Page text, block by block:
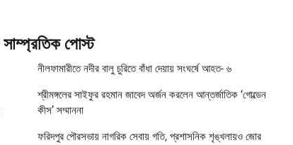
সাম্প্রতিক পোস্ট
নীলফামারীতে নদীর বালু চুরিতে বাঁধা দেয়ায় সংঘর্ষে আহত- ৬
শ্রীমঙ্গলের সাইফুর রহমান জাবেদ অর্জন করলেন আন্তর্জাতিক ‘গোল্ডেন
কীস’ সম্মাননা
ফরিদপুর পৌরসভায় নাগরিক সেবায় গতি, প্রশাসনিক শৃঙ্খলায়ও জোর